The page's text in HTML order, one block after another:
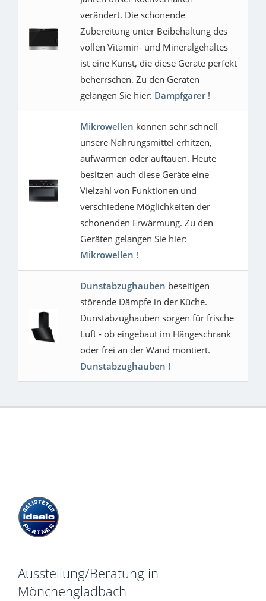
verändert. Die schonende
Zubereitung unter Beibehaltung des
vollen Vitamin- und Mineralgehaltes
ist eine Kunst, die diese Geräte perfekt
beherrschen. Zu den Geräten
gelangen Sie hier: Dampfgarer!
Mikrowellen können sehr schnell
unsere Nahrungsmittel erhitzen,
aufwärmen oder auftauen. Heute
besitzen auch diese Geräte eine
Vielzahl von Funktionen und
verschiedene Möglichkeiten der
schonenden Erwärmung. Zu den
Geräten gelangen Sie hier:
Mikrowellen !
Dunstabzughauben beseitigen
störende Dämpfe in der Küche.
Dunstabzughauben sorgen für frische
Luft - ob eingebaut im Hängeschrank
oder frei an der Wand montiert.
Dunstabzughauben !
Ausstellung/Beratung in
Mönchengladbach